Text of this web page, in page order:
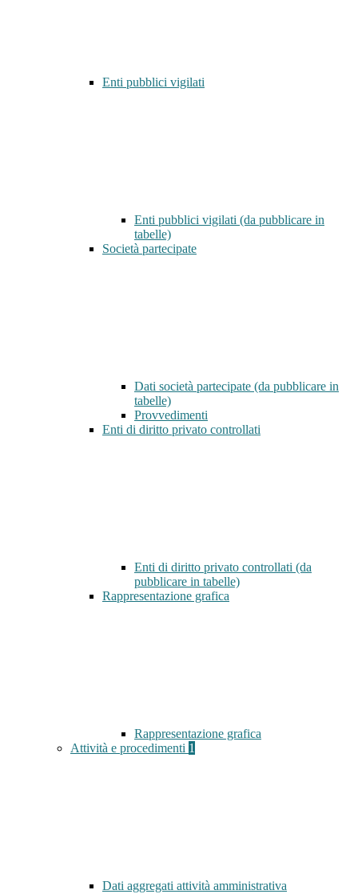
Enti pubblici vigilati
Enti pubblici vigilati (da pubblicare in
tabelle)
Società partecipate
Dati società partecipate (da pubblicare in
tabelle)
Provvedimenti
Enti di diritto privato controllati
Enti di diritto privato controllati (da
pubblicare in tabelle)
Rappresentazione grafica
Rappresentazione grafica
Attività e procedimenti 1
Dati aggregati attività amministrativa